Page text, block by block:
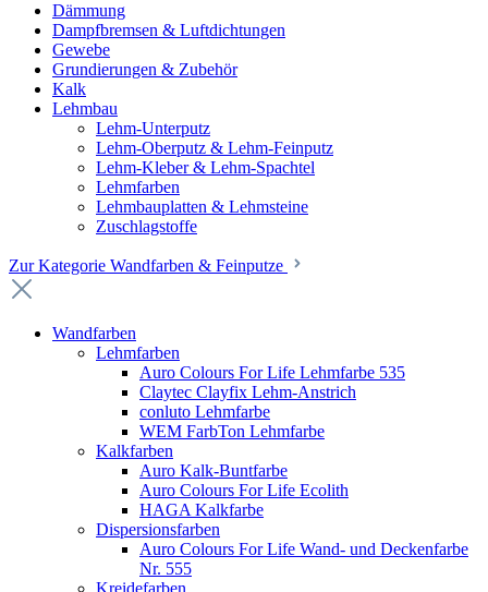
Dämmung
Dampfbremsen & Luftdichtungen
Gewebe
Grundierungen & Zubehör
Kalk
Lehmbau
Lehm-Unterputz
Lehm-Oberputz & Lehm-Feinputz
Lehm-Kleber & Lehm-Spachtel
Lehmfarben
Lehmbauplatten & Lehmsteine
Zuschlagstoffe
Zur Kategorie Wandfarben & Feinputze
Wandfarben
Lehmfarben
Auro Colours For Life Lehmfarbe 535
Claytec Clayfix Lehm-Anstrich
conluto Lehmfarbe
WEM FarbTon Lehmfarbe
Kalkfarben
Auro Kalk-Buntfarbe
Auro Colours For Life Ecolith
HAGA Kalkfarbe
Dispersionsfarben
Auro Colours For Life Wand- und Deckenfarbe
Nr. 555
Kreidefarben